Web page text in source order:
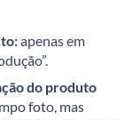
apenas em
do produto
foto, mas